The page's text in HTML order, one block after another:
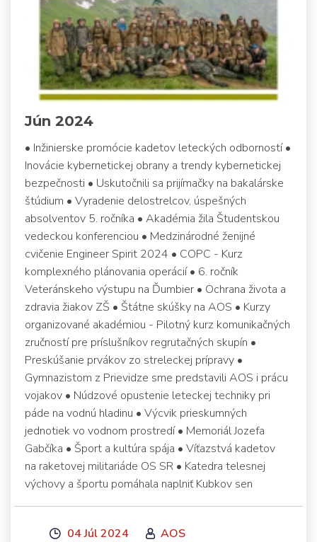
Jún 2024
• Inžinierske promócie kadetov leteckých odborností •
Inovácie kybernetickej obrany a trendy kybernetickej
bezpečnosti • Uskutočnili sa prijímačky na bakalárske
štúdium • Vyradenie delostrelcov, úspešných
absolventov 5. ročníka • Akadémia žila Študentskou
vedeckou konferenciou • Medzinárodné ženijné
cvičenie Engineer Spirit 2024 • COPC - Kurz
komplexného plánovania operácií • 6. ročník
Veteránskeho výstupu na Ďumbier • Ochrana života a
zdravia žiakov ZŠ • Štátne skúšky na AOS • Kurzy
organizované akadémiou - Pilotný kurz komunikačných
zručností pre príslušníkov regrutačných skupín •
Preskúšanie prvákov zo streleckej prípravy •
Gymnazistom z Prievidze sme predstavili AOS i prácu
vojakov • Núdzové opustenie leteckej techniky pri
páde na vodnú hladinu • Výcvik prieskumných
jednotiek vo vodnom prostredí • Memoriál Jozefa
Gabčíka • Šport a kultúra spája • Víťazstvá kadetov
na raketovej militariáde OS SR • Katedra telesnej
výchovy a športu pomáhala naplniť Kubkov sen
04 Júl 2024 AOS